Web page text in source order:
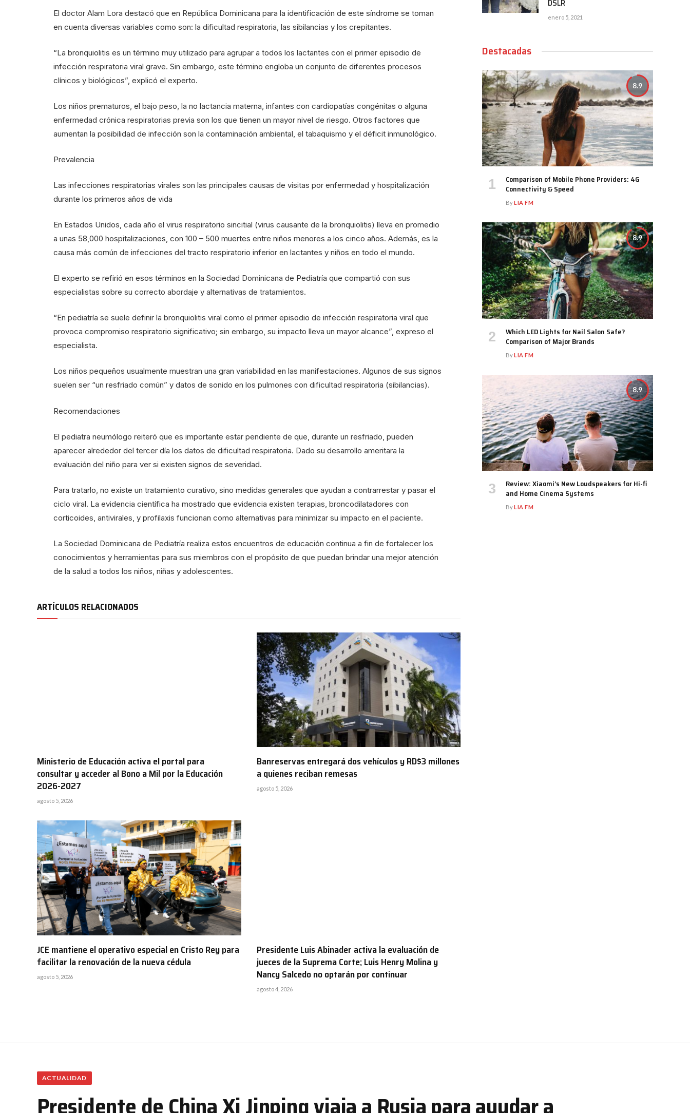
El doctor Alam Lora destacó que en República Dominicana para la identificación de este síndrome se toman
en cuenta diversas variables como son: la dificultad respiratoria, las sibilancias y los crepitantes.
“La bronquiolitis es un término muy utilizado para agrupar a todos los lactantes con el primer episodio de
infección respiratoria viral grave. Sin embargo, este término engloba un conjunto de diferentes procesos
clínicos y biológicos”, explicó el experto.
Los niños prematuros, el bajo peso, la no lactancia materna, infantes con cardiopatías congénitas o alguna
enfermedad crónica respiratorias previa son los que tienen un mayor nivel de riesgo. Otros factores que
aumentan la posibilidad de infección son la contaminación ambiental, el tabaquismo y el déficit inmunológico.
Prevalencia
Las infecciones respiratorias virales son las principales causas de visitas por enfermedad y hospitalización
durante los primeros años de vida
En Estados Unidos, cada año el virus respiratorio sincitial (virus causante de la bronquiolitis) lleva en promedio
a unas 58,000 hospitalizaciones, con 100 – 500 muertes entre niños menores a los cinco años. Además, es la
causa más común de infecciones del tracto respiratorio inferior en lactantes y niños en todo el mundo.
El experto se refirió en esos términos en la Sociedad Dominicana de Pediatría que compartió con sus
especialistas sobre su correcto abordaje y alternativas de tratamientos.
“En pediatría se suele definir la bronquiolitis viral como el primer episodio de infección respiratoria viral que
provoca compromiso respiratorio significativo; sin embargo, su impacto lleva un mayor alcance”, expreso el
especialista.
Los niños pequeños usualmente muestran una gran variabilidad en las manifestaciones. Algunos de sus signos
suelen ser “un resfriado común” y datos de sonido en los pulmones con dificultad respiratoria (sibilancias).
Recomendaciones
El pediatra neumólogo reiteró que es importante estar pendiente de que, durante un resfriado, pueden
aparecer alrededor del tercer día los datos de dificultad respiratoria. Dado su desarrollo ameritara la
evaluación del niño para ver si existen signos de severidad.
Para tratarlo, no existe un tratamiento curativo, sino medidas generales que ayudan a contrarrestar y pasar el
ciclo viral. La evidencia científica ha mostrado que evidencia existen terapias, broncodilatadores con
corticoides, antivirales, y profilaxis funcionan como alternativas para minimizar su impacto en el paciente.
La Sociedad Dominicana de Pediatría realiza estos encuentros de educación continua a fin de fortalecer los
conocimientos y herramientas para sus miembros con el propósito de que puedan brindar una mejor atención
de la salud a todos los niños, niñas y adolescentes.
ARTÍCULOS RELACIONADOS
Ministerio de Educación activa el portal para
consultar y acceder al Bono a Mil por la Educación
2026-2027
agosto 5, 2026
Banreservas entregará dos vehículos y RD$3 millones
a quienes reciban remesas
agosto 5, 2026
JCE mantiene el operativo especial en Cristo Rey para
facilitar la renovación de la nueva cédula
agosto 5, 2026
Presidente Luis Abinader activa la evaluación de
jueces de la Suprema Corte; Luis Henry Molina y
Nancy Salcedo no optarán por continuar
agosto 4, 2026
DSLR
enero 5, 2021
Destacadas
8.9
Comparison of Mobile Phone Providers: 4G
Connectivity & Speed
ByLIA FM
8.9
Which LED Lights for Nail Salon Safe?
Comparison of Major Brands
ByLIA FM
8.9
Review: Xiaomi’s New Loudspeakers for Hi-fi
and Home Cinema Systems
ByLIA FM
ACTUALIDAD